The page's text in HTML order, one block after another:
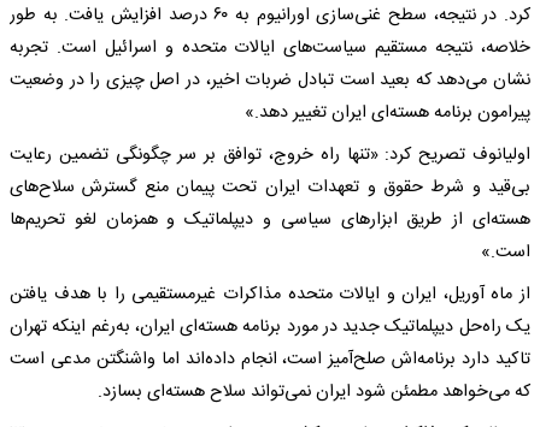
کرد. در نتیجه، سطح غنی‌سازی اورانیوم به ۶۰ درصد افزایش یافت. به طور
خلاصه، نتیجه مستقیم سیاست‌های ایالات متحده و اسرائیل است. تجربه
نشان می‌دهد که بعید است تبادل ضربات اخیر، در اصل چیزی را در وضعیت
پیرامون برنامه هسته‌ای ایران تغییر دهد.»
اولیانوف تصریح کرد: «تنها راه خروج، توافق بر سر چگونگی تضمین رعایت
بی‌قید و شرط حقوق و تعهدات ایران تحت پیمان منع گسترش سلاح‌های
هسته‌ای از طریق ابزارهای سیاسی و دیپلماتیک و همزمان لغو تحریم‌ها
است.»
از ماه آوریل، ایران و ایالات متحده مذاکرات غیرمستقیمی را با هدف یافتن
یک راه‌حل دیپلماتیک جدید در مورد برنامه هسته‌ای ایران، به‌رغم اینکه تهران
تاکید دارد برنامه‌اش صلح‌آمیز است، انجام داده‌اند اما واشنگتن مدعی است
که می‌خواهد مطمئن شود ایران نمی‌تواند سلاح هسته‌ای بسازد.